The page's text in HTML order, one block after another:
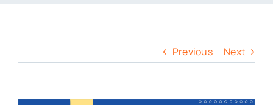
Previous Next